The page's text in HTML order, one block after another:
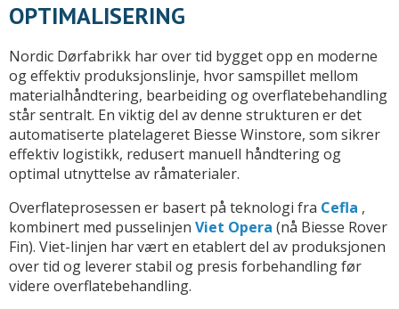
OPTIMALISERING
Nordic Dørfabrikk har over tid bygget opp en moderne
og effektiv produksjonslinje, hvor samspillet mellom
materialhåndtering, bearbeiding og overflatebehandling
står sentralt. En viktig del av denne strukturen er det
automatiserte platelageret Biesse Winstore, som sikrer
effektiv logistikk, redusert manuell håndtering og
optimal utnyttelse av råmaterialer.
Overflateprosessen er basert på teknologi fra Cefla ,
kombinert med pusselinjen Viet Opera (nå Biesse Rover
Fin). Viet-linjen har vært en etablert del av produksjonen
over tid og leverer stabil og presis forbehandling før
videre overflatebehandling.